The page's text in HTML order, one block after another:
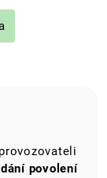
povolení